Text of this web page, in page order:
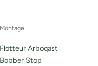
Montage
Flotteur Arboqast
Bobber Stop